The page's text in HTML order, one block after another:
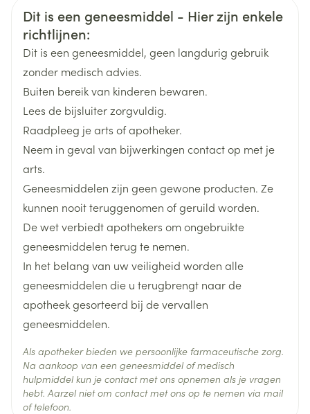
8 tot 10 mg/kg/dag, in 2 innames
Indien nodig, stapsgewijze wekelijkse
dosisverhoging met max. 10 mg/kg/dag
Standaarddosis: 30 mg/kg/dag
Max. dosis: 46 mg/kg/dag
Tijdens of buiten de maaltijden innemen
De tabletten kunnen in twee helften worden
Merken
Breedte 53 mm
Lengte
Diepte 81 mm
Verpakking
50
Actieve
Ingrediënten
oxcarbazepine
Behoud Kamertemperatuur (15°C - 25°C)
Veiligheidsinformatie
Dit is een geneesmiddel - Hier zijn enkele
richtlijnen:
Dit is een geneesmiddel, geen langdurig gebruik
zonder medisch advies.
Buiten bereik van kinderen bewaren.
Lees de bijsluiter zorgvuldig.
Raadpleeg je arts of apotheker.
Neem in geval van bijwerkingen contact op met je
arts.
Geneesmiddelen zijn geen gewone producten. Ze
kunnen nooit teruggenomen of geruild worden.
De wet verbiedt apothekers om ongebruikte
geneesmiddelen terug te nemen.
In het belang van uw veiligheid worden alle
geneesmiddelen die u terugbrengt naar de
apotheek gesorteerd bij de vervallen
geneesmiddelen.
Als apotheker bieden we persoonlijke farmaceutische zorg.
Na aankoop van een geneesmiddel of medisch
hulpmiddel kun je contact met ons opnemen als je vragen
hebt. Aarzel niet om contact met ons op te nemen via mail
of telefoon.